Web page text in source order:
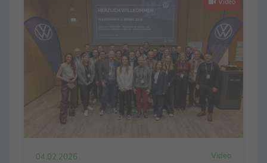
Video
04.02.2026 Video